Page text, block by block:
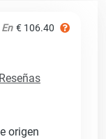
En € 106.40
origen